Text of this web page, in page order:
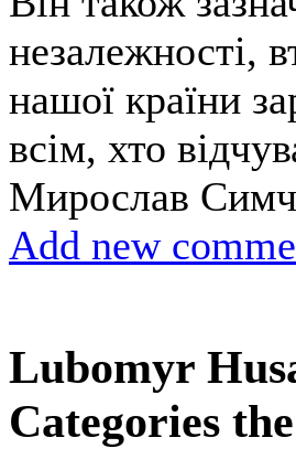
незалежності,
нашої країни
всім, хто
Мирослав
Add new
Lubomyr
Categories